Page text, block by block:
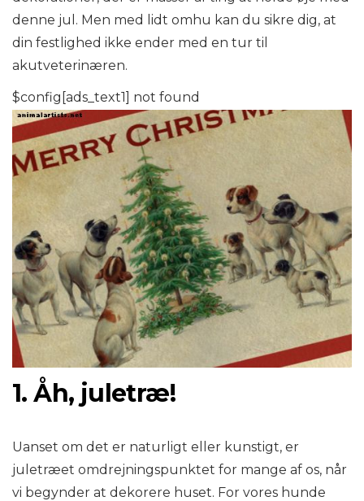
denne jul. Men med lidt omhu kan du sikre dig, at
din festlighed ikke ender med en tur til
akutveterinæren.
$config[ads_text1] not found
1. Åh, juletræ!
Uanset om det er naturligt eller kunstigt, er
juletræet omdrejningspunktet for mange af os, når
vi begynder at dekorere huset. For vores hunde